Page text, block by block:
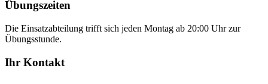
Übungszeiten
Die Einsatzabteilung trifft sich jeden Montag ab 20:00 Uhr zur
Übungsstunde.
Ihr Kontakt